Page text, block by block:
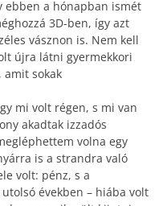
ebben a hónapban ismét
3D-ben, így azt
vásznon is. Nem kell
újra látni gyermekkori
amit sokak
mi volt régen, s mi van
akadtak izzadós
volna egy
is a strandra való
volt: pénz, s a
években – hiába volt